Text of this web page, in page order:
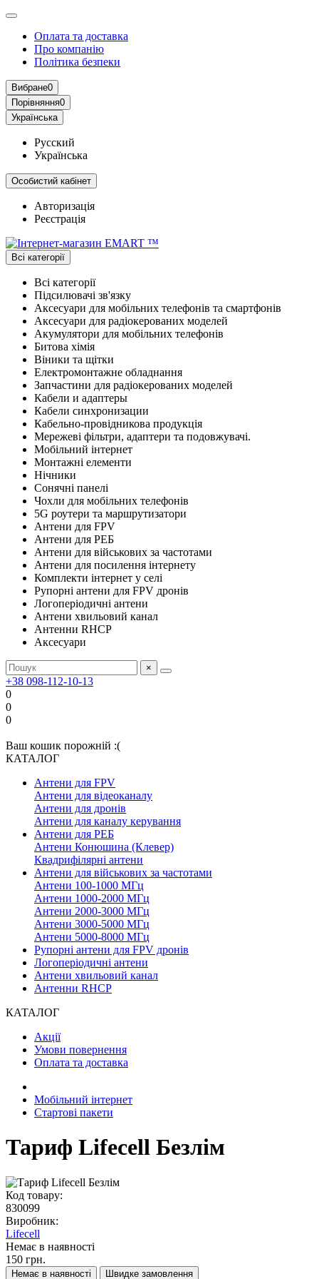
Оплата та доставка
Про компанію
Політика безпеки
Вибране0
Порівняння0
Українська
Русский
Українська
Особистий кабінет
Авторизація
Реєстрація
Всі категорії
Всі категорії
Підсилювачі зв'язку
Аксесуари для мобільних телефонів та смартфонів
Аксесуари для радіокерованих моделей
Акумулятори для мобільних телефонів
Битова хімія
Віники та щітки
Електромонтажне обладнання
Запчастини для радіокерованих моделей
Кабели и адаптеры
Кабели синхронизации
Кабельно-провідникова продукція
Мережеві фільтри, адаптери та подовжувачі.
Мобільний інтернет
Монтажні елементи
Нічники
Сонячні панелі
Чохли для мобільних телефонів
5G роутери та маршрутизатори
Антени для FPV
Антени для РЕБ
Антени для військових за частотами
Антени для посилення інтернету
Комплекти інтернет у селі
Рупорні антени для FPV дронів
Логоперіодичні антени
Антени хвильовий канал
Антенни RHCP
Аксесуари
×
+38 098-112-10-13
0
0
0
Ваш кошик порожній :(
КАТАЛОГ
Антени для FPV
Антени для відеоканалу
Антени для дронів
Антени для каналу керування
Антени для РЕБ
Антени Конюшина (Клевер)
Квадрифілярні антени
Антени для військових за частотами
Антени 100-1000 МГц
Антени 1000-2000 МГц
Антени 2000-3000 МГц
Антени 3000-5000 МГц
Антени 5000-8000 МГц
Рупорні антени для FPV дронів
Логоперіодичні антени
Антени хвильовий канал
Антенни RHCP
КАТАЛОГ
Акції
Умови повернення
Оплата та доставка
Мобільний інтернет
Стартові пакети
Тариф Lifecell Безлім
Код товару:
830099
Виробник:
Lifecell
Немає в наявності
150 грн.
Немає в наявності Швидке замовлення